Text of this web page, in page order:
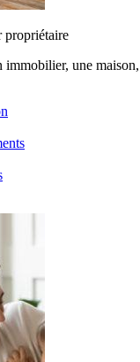
propriétaire
immobilier, une